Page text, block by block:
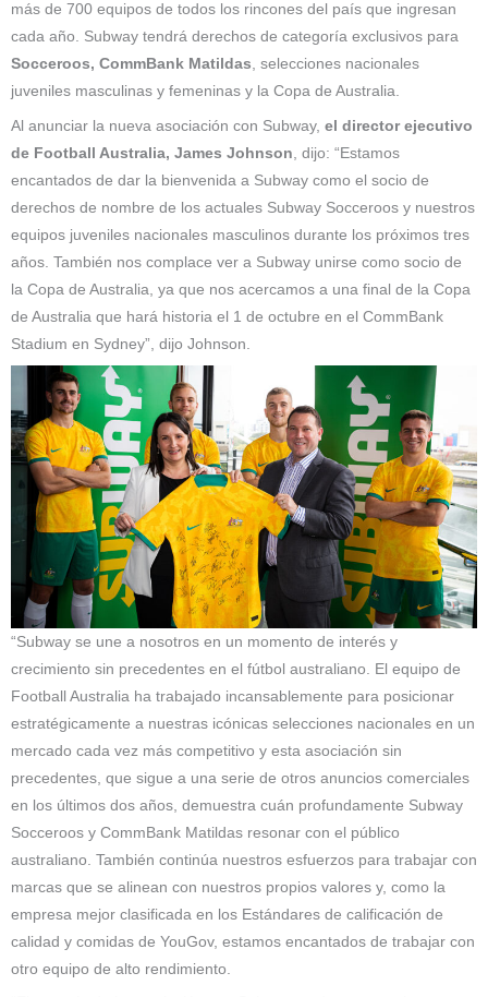
más de 700 equipos de todos los rincones del país que ingresan
cada año. Subway tendrá derechos de categoría exclusivos para
Socceroos, CommBank Matildas, selecciones nacionales
juveniles masculinas y femeninas y la Copa de Australia.
Al anunciar la nueva asociación con Subway, el director ejecutivo
de Football Australia, James Johnson, dijo: “Estamos
encantados de dar la bienvenida a Subway como el socio de
derechos de nombre de los actuales Subway Socceroos y nuestros
equipos juveniles nacionales masculinos durante los próximos tres
años. También nos complace ver a Subway unirse como socio de
la Copa de Australia, ya que nos acercamos a una final de la Copa
de Australia que hará historia el 1 de octubre en el CommBank
Stadium en Sydney”, dijo Johnson.
“Subway se une a nosotros en un momento de interés y
crecimiento sin precedentes en el fútbol australiano. El equipo de
Football Australia ha trabajado incansablemente para posicionar
estratégicamente a nuestras icónicas selecciones nacionales en un
mercado cada vez más competitivo y esta asociación sin
precedentes, que sigue a una serie de otros anuncios comerciales
en los últimos dos años, demuestra cuán profundamente Subway
Socceroos y CommBank Matildas resonar con el público
australiano. También continúa nuestros esfuerzos para trabajar con
marcas que se alinean con nuestros propios valores y, como la
empresa mejor clasificada en los Estándares de calificación de
calidad y comidas de YouGov, estamos encantados de trabajar con
otro equipo de alto rendimiento.